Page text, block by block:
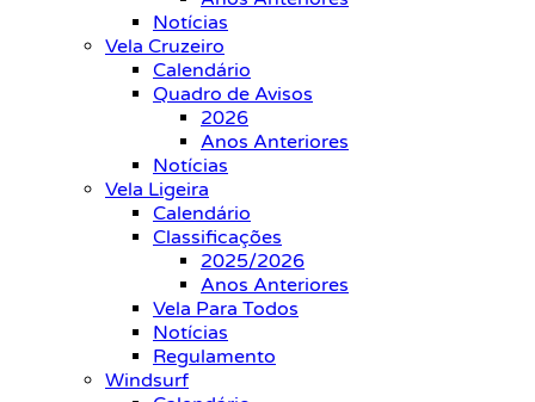
Notícias
Vela Cruzeiro
Calendário
Quadro de Avisos
2026
Anos Anteriores
Notícias
Vela Ligeira
Calendário
Classificações
2025/2026
Anos Anteriores
Vela Para Todos
Notícias
Regulamento
Windsurf